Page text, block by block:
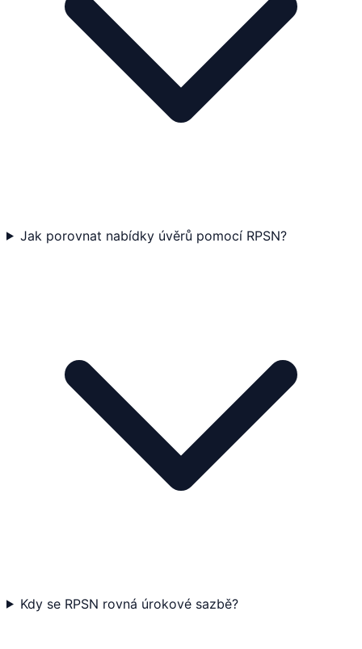
Jak porovnat nabídky úvěrů pomocí RPSN?
Kdy se RPSN rovná úrokové sazbě?